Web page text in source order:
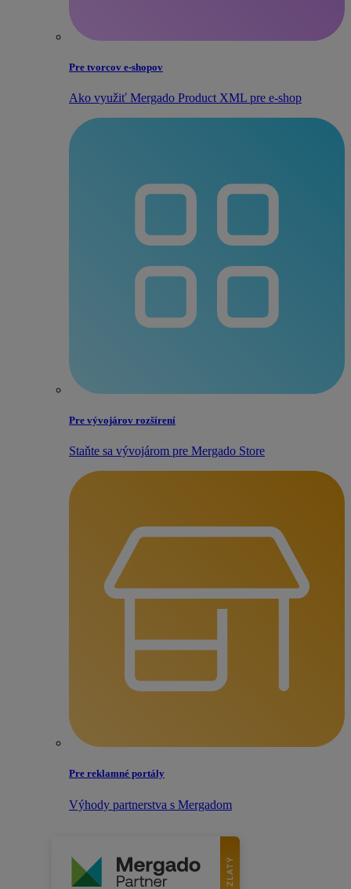
Pre tvorcov e‑shopov
Ako využiť Mergado Product XML pre e‑shop
Pre vývojárov rozšírení
Staňte sa vývojárom pre Mergado Store
Pre reklamné portály
Výhody partnerstva s Mergadom